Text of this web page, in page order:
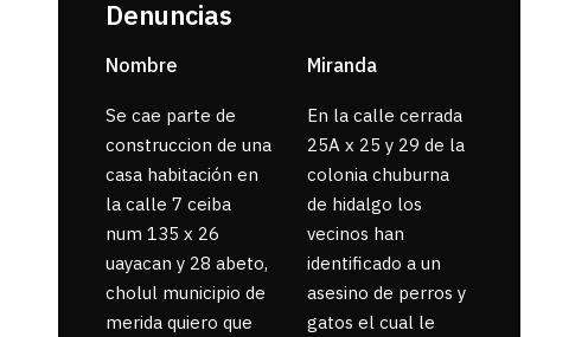
Denuncias
Nombre
Se cae parte de
construccion de una
casa habitación en
la calle 7 ceiba
num 135 x 26
uayacan y 28 abeto,
cholul municipio de
merida quiero que
Miranda
En la calle cerrada
25A x 25 y 29 de la
colonia chuburna
de hidalgo los
vecinos han
identificado a un
asesino de perros y
gatos el cual le